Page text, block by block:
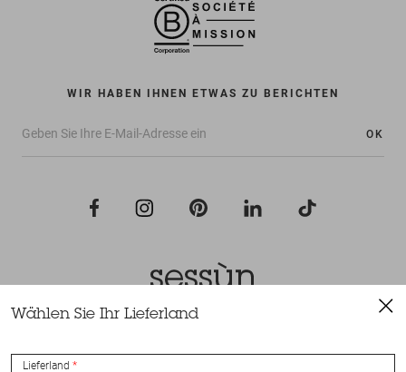
WIR HABEN IHNEN ETWAS ZU BERICHTEN
OK
Wählen Sie Ihr Lieferland
Lieferland